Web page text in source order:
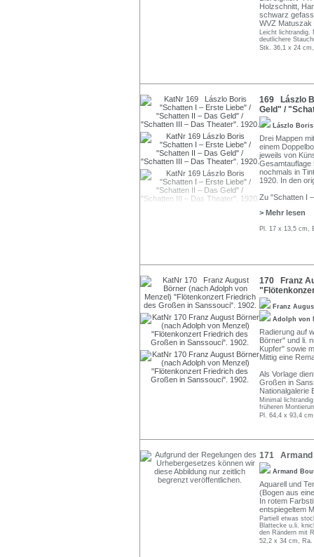
Holzschnitt,
schwarz
WVZ Matuszak
Leicht lichtrandig.
deutlichere
Stk. 36,1 x 24
169 Lászlo
Geld" /
Lászlo
Drei Mappen
einem
jeweils von
Gesamtauflage
nochmals in
1920. In den
Zu "Schatten I
> Mehr lesen
Pl. 17 x 13,5 cm,
170 Franz
Franz
Adolph von
Radierung auf
Börner" und li.
Kupfer" sowie
Mittig eine
Als Vorlage
Großen in
Nationalgalerie
Minimal
früheren
Pl. 64,4 x 93,4
171 Armand
Armand
Aquarell und
(Bogen aus
In rotem
entspiegeltem
Partiell etwas
Blattecke u.li.
den Rändern mit
52,2 x 34 cm,